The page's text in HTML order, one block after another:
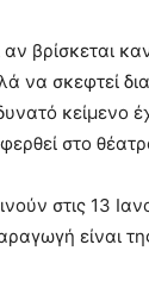
βρίσκεται
να σκεφτεί
κείμενο
στο
στις 13
είναι